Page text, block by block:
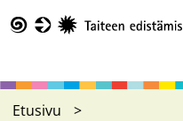
pääsisältöön
Etusivu